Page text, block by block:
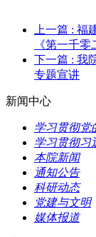
上一篇 : 福
《第一千零
下一篇 : 我
专题宣讲
新闻中心
学习贯彻党
学习贯彻习
本院新闻
通知公告
科研动态
党建与文明
媒体报道